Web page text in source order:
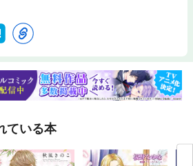
ている本